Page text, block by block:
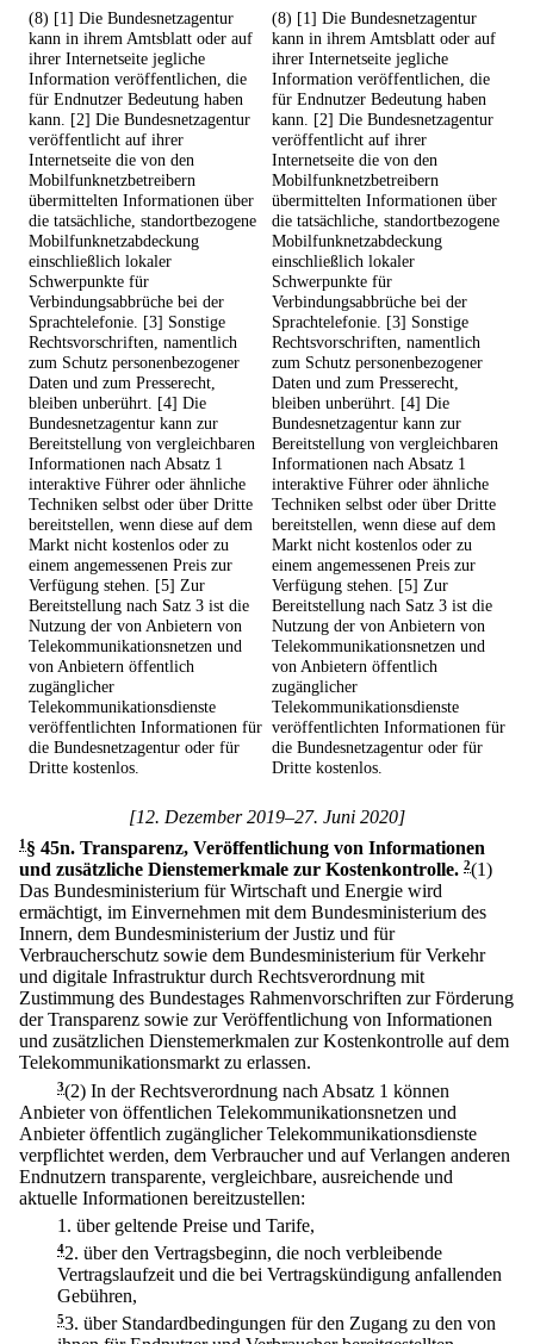
(8) [1] Die Bundesnetzagentur
kann in ihrem Amtsblatt oder auf
ihrer Internetseite jegliche
Information veröffentlichen, die
für Endnutzer Bedeutung haben
kann. [2] Die Bundesnetzagentur
veröffentlicht auf ihrer
Internetseite die von den
Mobilfunknetzbetreibern
übermittelten Informationen über
die tatsächliche, standortbezogene
Mobilfunknetzabdeckung
einschließlich lokaler
Schwerpunkte für
Verbindungsabbrüche bei der
Sprachtelefonie. [3] Sonstige
Rechtsvorschriften, namentlich
zum Schutz personenbezogener
Daten und zum Presserecht,
bleiben unberührt. [4] Die
Bundesnetzagentur kann zur
Bereitstellung von vergleichbaren
Informationen nach Absatz 1
interaktive Führer oder ähnliche
Techniken selbst oder über Dritte
bereitstellen, wenn diese auf dem
Markt nicht kostenlos oder zu
einem angemessenen Preis zur
Verfügung stehen. [5] Zur
Bereitstellung nach Satz 3 ist die
Nutzung der von Anbietern von
Telekommunikationsnetzen und
von Anbietern öffentlich
zugänglicher
Telekommunikationsdienste
veröffentlichten Informationen für
die Bundesnetzagentur oder für
Dritte kostenlos.
(8) [1] Die Bundesnetzagentur
kann in ihrem Amtsblatt oder auf
ihrer Internetseite jegliche
Information veröffentlichen, die
für Endnutzer Bedeutung haben
kann. [2] Die Bundesnetzagentur
veröffentlicht auf ihrer
Internetseite die von den
Mobilfunknetzbetreibern
übermittelten Informationen über
die tatsächliche, standortbezogene
Mobilfunknetzabdeckung
einschließlich lokaler
Schwerpunkte für
Verbindungsabbrüche bei der
Sprachtelefonie. [3] Sonstige
Rechtsvorschriften, namentlich
zum Schutz personenbezogener
Daten und zum Presserecht,
bleiben unberührt. [4] Die
Bundesnetzagentur kann zur
Bereitstellung von vergleichbaren
Informationen nach Absatz 1
interaktive Führer oder ähnliche
Techniken selbst oder über Dritte
bereitstellen, wenn diese auf dem
Markt nicht kostenlos oder zu
einem angemessenen Preis zur
Verfügung stehen. [5] Zur
Bereitstellung nach Satz 3 ist die
Nutzung der von Anbietern von
Telekommunikationsnetzen und
von Anbietern öffentlich
zugänglicher
Telekommunikationsdienste
veröffentlichten Informationen für
die Bundesnetzagentur oder für
Dritte kostenlos.
[12. Dezember 2019–27. Juni 2020]
1§ 45n. Transparenz, Veröffentlichung von Informationen
und zusätzliche Dienstemerkmale zur Kostenkontrolle. 2(1)
Das Bundesministerium für Wirtschaft und Energie wird
ermächtigt, im Einvernehmen mit dem Bundesministerium des
Innern, dem Bundesministerium der Justiz und für
Verbraucherschutz sowie dem Bundesministerium für Verkehr
und digitale Infrastruktur durch Rechtsverordnung mit
Zustimmung des Bundestages Rahmenvorschriften zur Förderung
der Transparenz sowie zur Veröffentlichung von Informationen
und zusätzlichen Dienstemerkmalen zur Kostenkontrolle auf dem
Telekommunikationsmarkt zu erlassen.
3(2) In der Rechtsverordnung nach Absatz 1 können
Anbieter von öffentlichen Telekommunikationsnetzen und
Anbieter öffentlich zugänglicher Telekommunikationsdienste
verpflichtet werden, dem Verbraucher und auf Verlangen anderen
Endnutzern transparente, vergleichbare, ausreichende und
aktuelle Informationen bereitzustellen:
1. über geltende Preise und Tarife,
42. über den Vertragsbeginn, die noch verbleibende
Vertragslaufzeit und die bei Vertragskündigung anfallenden
Gebühren,
53. über Standardbedingungen für den Zugang zu den von